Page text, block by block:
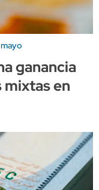
ganancia
mixtas en